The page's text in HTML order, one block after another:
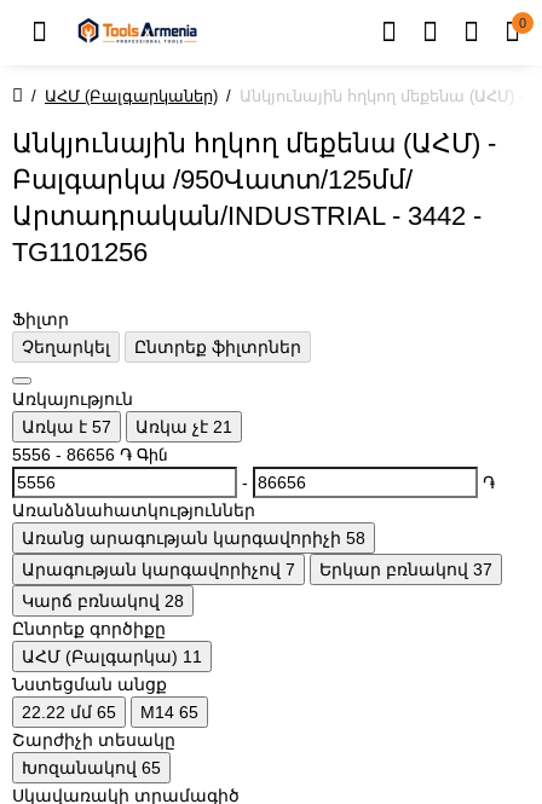
0
ԱՀՄ (Բալգարկաներ) Անկյունային հղկող մեքենա (ԱՀՄ)
Անկյունային հղկող մեքենա (ԱՀՄ) -
Բալգարկա /950Վատտ/125մմ/
Արտադրական/INDUSTRIAL - 3442 -
TG1101256
Ֆիլտր
Չեղարկել
Ընտրեք ֆիլտրներ
Առկայություն
Առկա է 57 Առկա չէ 21
5556 - 86656 ֏ Գին
-
֏
Առանձնահատկություններ
Առանց արագության կարգավորիչի 58
Արագության կարգավորիչով 7 Երկար բռնակով 37
Կարճ բռնակով 28
Ընտրեք գործիքը
ԱՀՄ (Բալգարկա) 11
Նստեցման անցք
22.22 մմ 65 M14 65
Շարժիչի տեսակը
Խոզանակով 65
Սկավառակի տրամագիծ